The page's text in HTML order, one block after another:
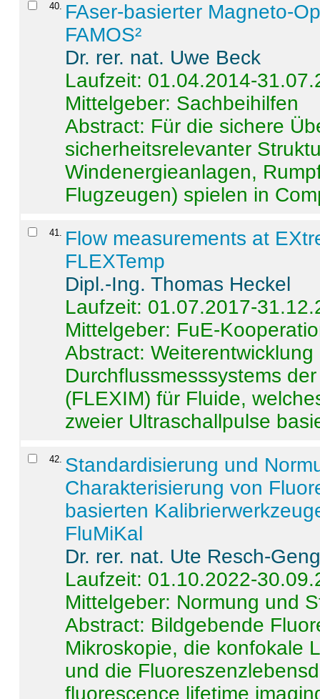
40. FAser-basierter Magneto-
FAMOS²
Dr. rer. nat. Uwe Beck
Laufzeit: 01.04.2014-
Mittelgeber: Sachbeihilfen
Abstract: Für die sichere
sicherheitsrelevanter
Windenergieanlagen,
Flugzeugen) spielen in
41. Flow measurements at
FLEXTemp
Dipl.-Ing. Thomas Heckel
Laufzeit: 01.07.2017-
Mittelgeber: FuE-
Abstract:
Durchflussmesssystems
(FLEXIM) für Fluide,
zweier Ultraschallpulse
42. Standardisierung und
Charakterisierung von
basierten
FluMiKal
Dr. rer. nat. Ute Resch-
Laufzeit: 01.10.2022-
Mittelgeber: Normung und
Abstract: Bildgebende
Mikroskopie, die konfokale
und die
fluorescence lifetime